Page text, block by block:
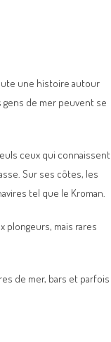
une histoire autour
gens de mer peuvent se
ceux qui connaissent
Sur ses côtes, les
tel que le Kroman.
plongeurs, mais rares
de mer, bars et parfois